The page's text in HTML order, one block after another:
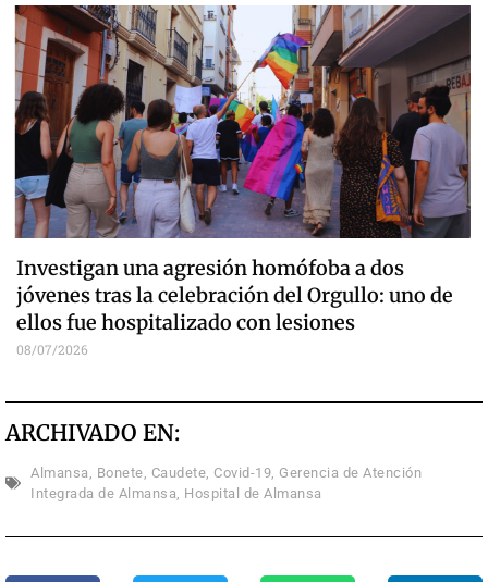
Investigan una agresión homófoba a dos
jóvenes tras la celebración del Orgullo: uno de
ellos fue hospitalizado con lesiones
08/07/2026
ARCHIVADO EN:
Almansa , Bonete, Caudete, Covid-19, Gerencia de Atención
Integrada de Almansa, Hospital de Almansa